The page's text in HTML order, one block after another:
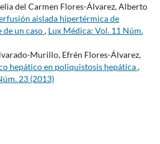
del Carmen Flores-Álvarez, Alberto
aislada hipertérmica de
un caso, Lux Médica: Vol. 11 Núm.
Murillo, Efrén Flores-Álvarez,
hepático en poliquistosis hepática,
23 (2013)